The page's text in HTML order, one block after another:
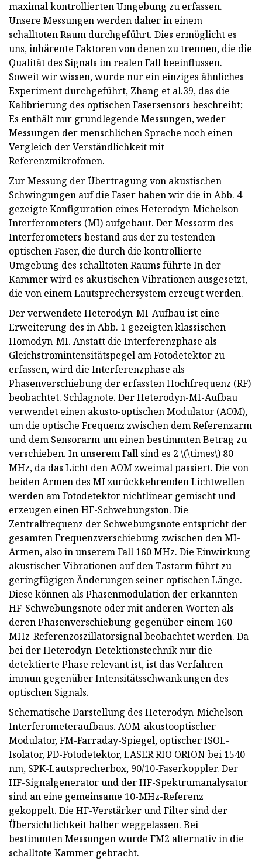
maximal kontrollierten Umgebung zu erfassen.
Unsere Messungen werden daher in einem
schalltoten Raum durchgeführt. Dies ermöglicht es
uns, inhärente Faktoren von denen zu trennen, die die
Qualität des Signals im realen Fall beeinflussen.
Soweit wir wissen, wurde nur ein einziges ähnliches
Experiment durchgeführt, Zhang et al.39, das die
Kalibrierung des optischen Fasersensors beschreibt;
Es enthält nur grundlegende Messungen, weder
Messungen der menschlichen Sprache noch einen
Vergleich der Verständlichkeit mit
Referenzmikrofonen.
Zur Messung der Übertragung von akustischen
Schwingungen auf die Faser haben wir die in Abb. 4
gezeigte Konfiguration eines Heterodyn-Michelson-
Interferometers (MI) aufgebaut. Der Messarm des
Interferometers bestand aus der zu testenden
optischen Faser, die durch die kontrollierte
Umgebung des schalltoten Raums führte In der
Kammer wird es akustischen Vibrationen ausgesetzt,
die von einem Lautsprechersystem erzeugt werden.
Der verwendete Heterodyn-MI-Aufbau ist eine
Erweiterung des in Abb. 1 gezeigten klassischen
Homodyn-MI. Anstatt die Interferenzphase als
Gleichstromintensitätspegel am Fotodetektor zu
erfassen, wird die Interferenzphase als
Phasenverschiebung der erfassten Hochfrequenz (RF)
beobachtet. Schlagnote. Der Heterodyn-MI-Aufbau
verwendet einen akusto-optischen Modulator (AOM),
um die optische Frequenz zwischen dem Referenzarm
und dem Sensorarm um einen bestimmten Betrag zu
verschieben. In unserem Fall sind es 2 \(\times\) 80
MHz, da das Licht den AOM zweimal passiert. Die von
beiden Armen des MI zurückkehrenden Lichtwellen
werden am Fotodetektor nichtlinear gemischt und
erzeugen einen HF-Schwebungston. Die
Zentralfrequenz der Schwebungsnote entspricht der
gesamten Frequenzverschiebung zwischen den MI-
Armen, also in unserem Fall 160 MHz. Die Einwirkung
akustischer Vibrationen auf den Tastarm führt zu
geringfügigen Änderungen seiner optischen Länge.
Diese können als Phasenmodulation der erkannten
HF-Schwebungsnote oder mit anderen Worten als
deren Phasenverschiebung gegenüber einem 160-
MHz-Referenzoszillatorsignal beobachtet werden. Da
bei der Heterodyn-Detektionstechnik nur die
detektierte Phase relevant ist, ist das Verfahren
immun gegenüber Intensitätsschwankungen des
optischen Signals.
Schematische Darstellung des Heterodyn-Michelson-
Interferometeraufbaus. AOM-akustooptischer
Modulator, FM-Farraday-Spiegel, optischer ISOL-
Isolator, PD-Fotodetektor, LASER RIO ORION bei 1540
nm, SPK-Lautsprecherbox, 90/10-Faserkoppler. Der
HF-Signalgenerator und der HF-Spektrumanalysator
sind an eine gemeinsame 10-MHz-Referenz
gekoppelt. Die HF-Verstärker und Filter sind der
Übersichtlichkeit halber weggelassen. Bei
bestimmten Messungen wurde FM2 alternativ in die
schalltote Kammer gebracht.